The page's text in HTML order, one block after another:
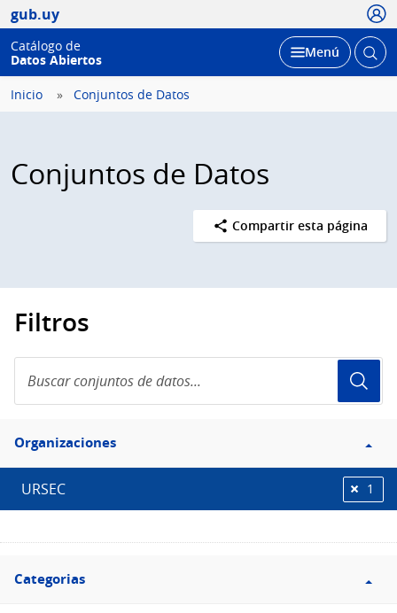
gub.uy
Catálogo de
Datos Abiertos
Desplegar
Menú Abrir
Inicio Conjuntos de Datos
Conjuntos de Datos
Compartir esta página
Filtros
conjuntos
de
Filtro
Organizaciones
Organizaciones
URSEC 1
Filtro
Categorias
Categorias